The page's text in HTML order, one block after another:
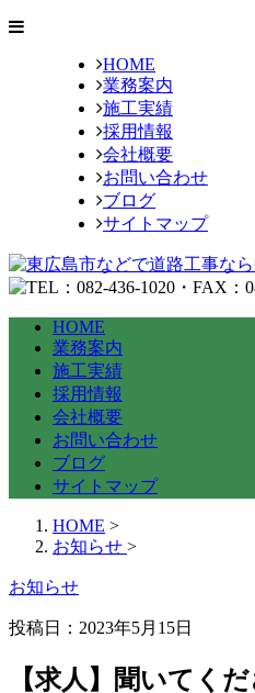
HOME
業務案内
施工実績
採用情報
会社概要
お問い合わせ
ブログ
サイトマップ
HOME
業務案内
施工実績
採用情報
会社概要
お問い合わせ
ブログ
サイトマップ
HOME >
お知らせ >
お知らせ
投稿日：2023年5月15日
【求人】聞いてく